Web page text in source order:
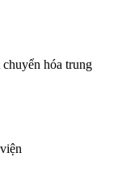
hóa trung